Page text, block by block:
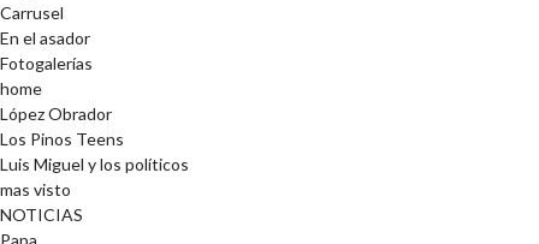
Carrusel
En el asador
Fotogalerías
home
López Obrador
Los Pinos Teens
Luis Miguel y los políticos
mas visto
NOTICIAS